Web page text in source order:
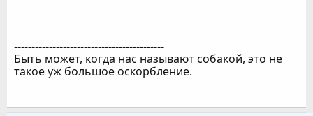
-------------------------------------------
Быть может, когда нас называют собакой, это не
такое уж большое оскорбление.